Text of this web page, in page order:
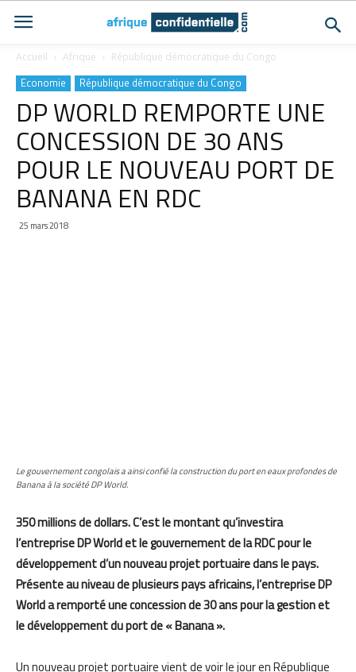
Accueil Afrique République démocratique du Congo
Economie République démocratique du Congo
DP WORLD REMPORTE UNE
CONCESSION DE 30 ANS
POUR LE NOUVEAU PORT DE
BANANA EN RDC
25 mars 2018
Le gouvernement congolais a ainsi confié la construction du port en eaux profondes de
Banana à la société DP World.
350 millions de dollars. C’est le montant qu’investira
l’entreprise DP World et le gouvernement de la RDC pour le
développement d’un nouveau projet portuaire dans le pays.
Présente au niveau de plusieurs pays africains, l’entreprise DP
World a remporté une concession de 30 ans pour la gestion et
le développementdu port de« Banana ».
Un nouveau projet portuaire vient de voir le jour en République